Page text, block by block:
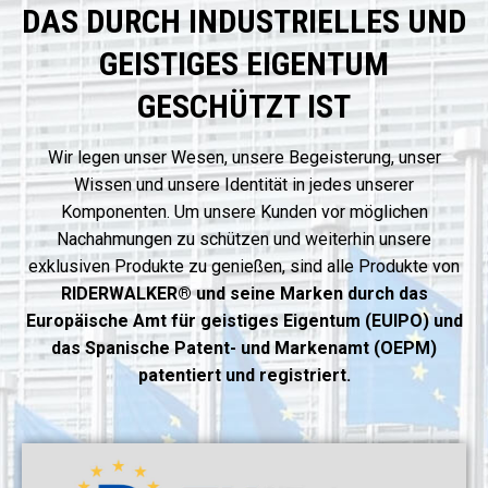
DAS DURCH INDUSTRIELLES UND
GEISTIGES EIGENTUM
GESCHÜTZT IST
Wir legen unser Wesen, unsere Begeisterung, unser
Wissen und unsere Identität in jedes unserer
Komponenten. Um unsere Kunden vor möglichen
Nachahmungen zu schützen und weiterhin unsere
exklusiven Produkte zu genießen, sind alle Produkte von
RIDERWALKER® und seine Marken durch das
Europäische Amt für geistiges Eigentum (EUIPO) und
das Spanische Patent- und Markenamt (OEPM)
patentiert und registriert.